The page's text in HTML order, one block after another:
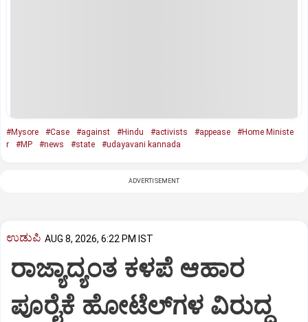
#Mysore #Case #against #Hindu #activists #appease
#Home Ministe
r
#MP #news #state #udayavani kannada
ADVERTISEMENT
ಉಡುಪಿ AUG 8, 2026, 6:22 PM IST
ರಾಜ್ಯಾದ್ಯಂತ ಕಳಪೆ ಆಹಾರ
ಪೂರೈಕೆ ಹೋಟೆಲ್‌ಗಳ ವಿರುದ್ಧ